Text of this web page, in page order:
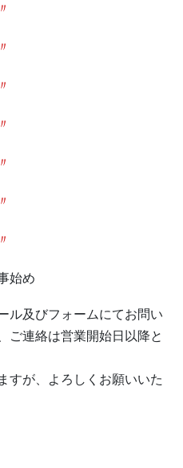
め
ル及びフォームにてお問い
ご連絡は営業開始日以降と
すが、よろしくお願いいた